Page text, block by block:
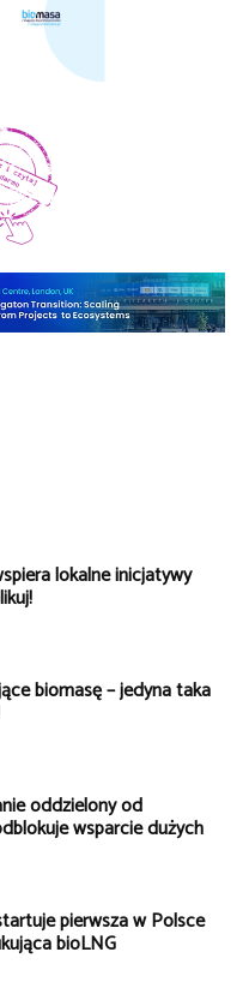
lokalne inicjatywy
biomasę – jedyna taka
oddzielony od
wsparcie dużych
pierwsza w Polsce
bioLNG